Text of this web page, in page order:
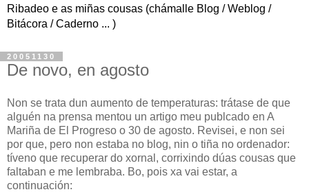
Ribadeo e as miñas cousas (chámalle Blog / Weblog /
Bitácora / Caderno ... )
20051130
De novo, en agosto
Non se trata dun aumento de temperaturas: trátase de que
alguén na prensa mentou un artigo meu publcado en A
Mariña de El Progreso o 30 de agosto. Revisei, e non sei
por que, pero non estaba no blog, nin o tiña no ordenador:
tíveno que recuperar do xornal, corrixindo dúas cousas que
faltaban e me lembraba. Bo, pois xa vai estar, a
continuación: